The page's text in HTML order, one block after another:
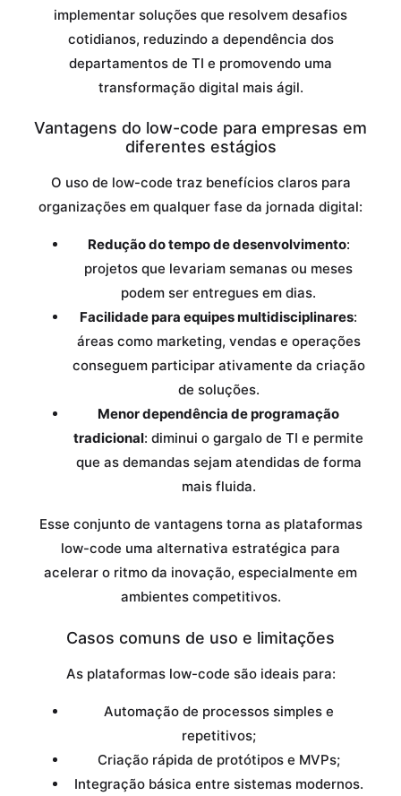
implementar soluções que resolvem desafios
cotidianos, reduzindo a dependência dos
departamentos de TI e promovendo uma
transformação digital mais ágil.
Vantagens do low-code para empresas em
diferentes estágios
O uso de low-code traz benefícios claros para
organizações em qualquer fase da jornada digital:
Redução do tempo de desenvolvimento:
projetos que levariam semanas ou meses
podem ser entregues em dias.
Facilidade para equipes multidisciplinares:
áreas como marketing, vendas e operações
conseguem participar ativamente da criação
de soluções.
Menor dependência de programação
tradicional: diminui o gargalo de TI e permite
que as demandas sejam atendidas de forma
mais fluida.
Esse conjunto de vantagens torna as plataformas
low-code uma alternativa estratégica para
acelerar o ritmo da inovação, especialmente em
ambientes competitivos.
Casos comuns de uso e limitações
As plataformas low-code são ideais para:
Automação de processos simples e
repetitivos;
Criação rápida de protótipos e MVPs;
Integração básica entre sistemas modernos.